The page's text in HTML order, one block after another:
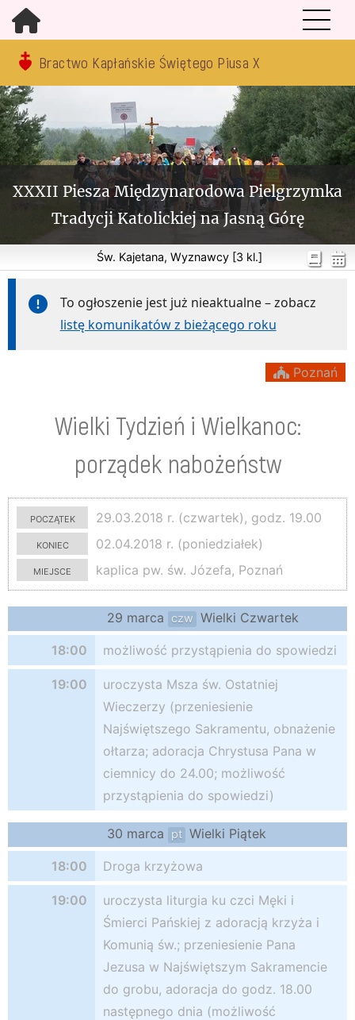
Bractwo Kapłańskie Świętego Piusa X
XXXII Piesza Międzynarodowa Pielgrzymka
Tradycji Katolickiej na Jasną Górę
Św. Kajetana, Wyznawcy [3 kl.]
To ogłoszenie jest już nieaktualne – zobacz
listę komunikatów z bieżącego roku
Poznań
Wielki Tydzień i Wielkanoc:
porządek nabożeństw
początek
29.03.2018 r. (czwartek), godz. 19.00
koniec
02.04.2018 r. (poniedziałek)
miejsce
kaplica pw. św. Józefa, Poznań
29 marca czw Wielki Czwartek
18:00 możliwość przystąpienia do spowiedzi
19:00
uroczysta Msza św. Ostatniej
Wieczerzy (przeniesienie
Najświętszego Sakramentu, obnażenie
ołtarza; adoracja Chrystusa Pana w
ciemnicy do 24.00; możliwość
przystąpienia do spowiedzi)
30 marca pt Wielki Piątek
18:00 Droga krzyżowa
19:00
uroczysta liturgia ku czci Męki i
Śmierci Pańskiej z adoracją krzyża i
Komunią św.; przeniesienie Pana
Jezusa w Najświętszym Sakramencie
do grobu, adoracja do godz. 18.00
następnego dnia (możliwość